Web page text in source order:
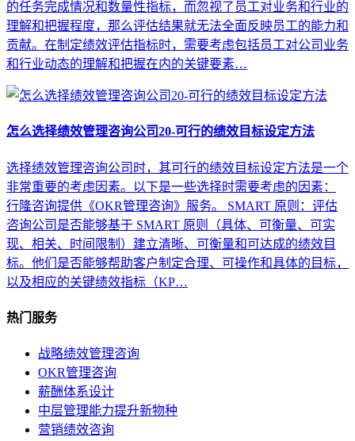
的任务完成情况和数量性指标，而忽视了员工对业务和行业的
理解和把握程度，那么评估结果就无法全面反映员工的能力和
贡献。在制定绩效评估指标时，需要考虑包括员工对公司业务
和行业动态的理解和把握在内的关键要素…
怎么选择绩效管理咨询公司20-可行的绩效目标设定方法
选择绩效管理咨询公司时，其可行的绩效目标设定方法是一个
非常重要的考虑因素。以下是一些选择时需要考虑的因素：
行隆咨询提供《OKR管理咨询》服务。 SMART 原则：评估
咨询公司是否能够基于 SMART 原则（具体、可衡量、可实
现、相关、时间限制）建立清晰、可衡量和可达成的绩效目
标。他们是否能够帮助客户制定合理、可操作和具体的目标，
以及相应的关键绩效指标（KP…
热门服务
战略绩效管理咨询
OKR管理咨询
薪酬体系设计
中层管理能力提升新物种
营销绩效咨询